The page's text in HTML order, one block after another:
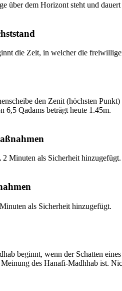
über dem Horizont steht und
die Zeit, in welcher die
den Zenit (höchsten
6,5 Qadams beträgt heute 1.45m.
Minuten als Sicherheit hinzugefügt.
als Sicherheit hinzugefügt.
beginnt, wenn der Schatten
Meinung des Hanafi-Madhhab ist.